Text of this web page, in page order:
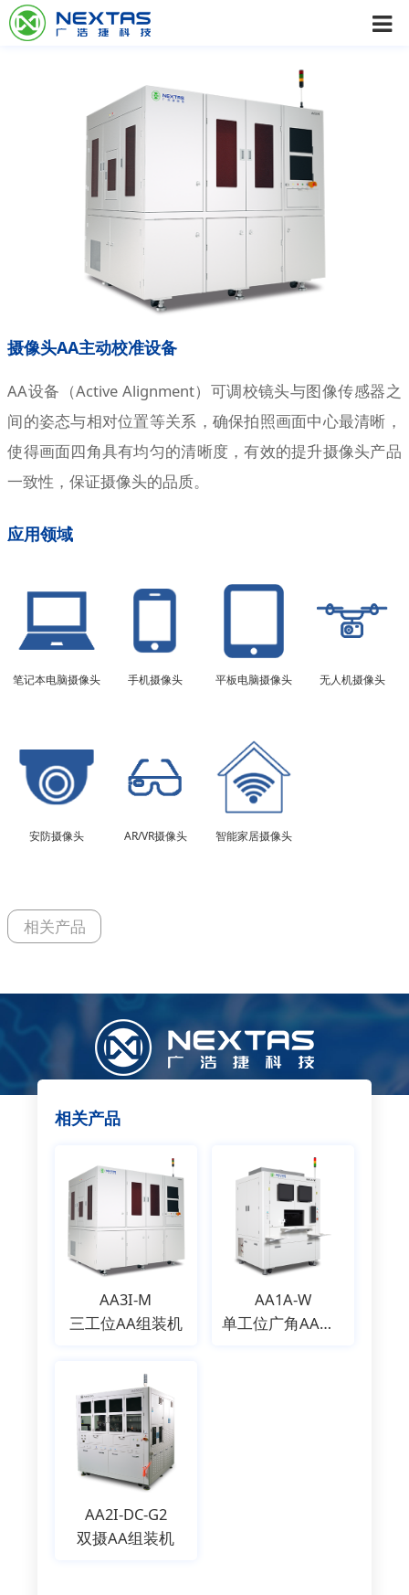
摄像头AA主动校准设备
AA设备（Active Alignment）可调校镜头与图像传感器之
间的姿态与相对位置等关系，确保拍照画面中心最清晰，
使得画面四角具有均匀的清晰度，有效的提升摄像头产品
一致性，保证摄像头的品质。
应用领域
笔记本电脑摄像头 手机摄像头 平板电脑摄像头 无人机摄像头
安防摄像头 AR/VR摄像头 智能家居摄像头
相关产品
相关产品
AA3I-M
三工位AA组装机
AA1A-W
单工位广角AA组装机
AA2I-DC-G2
双摄AA组装机